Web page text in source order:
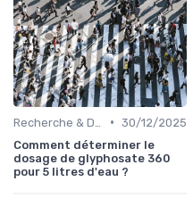
• 30/12/2025
Comment déterminer le
dosage de glyphosate 360
pour 5 litres d'eau ?